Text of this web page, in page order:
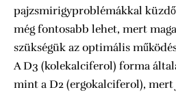
pajzsmirigyproblémákkal
még fontosabb lehet, mert
szükségük az optimális
A D3 (kolekalciferol) forma
mint a D2 (ergokalciferol), mert